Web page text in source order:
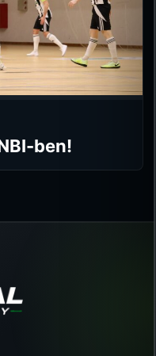
ben!